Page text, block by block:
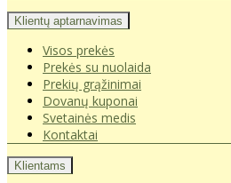
Klientų aptarnavimas
Visos prekės
Prekės su nuolaida
Prekių grąžinimai
Dovanų kuponai
Svetainės medis
Kontaktai
Klientams